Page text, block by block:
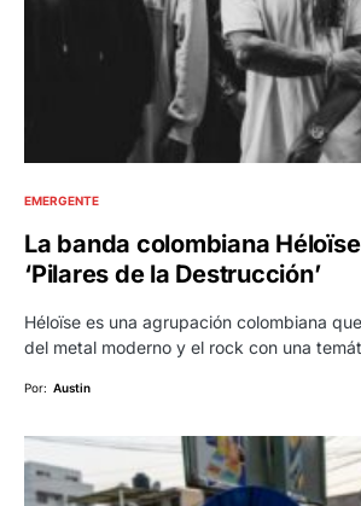
EMERGENTE
La banda colombiana
‘Pilares de la Destrucción’
Héloïse es una agrupación colombiana
del metal moderno y el rock con una
Por: Austin